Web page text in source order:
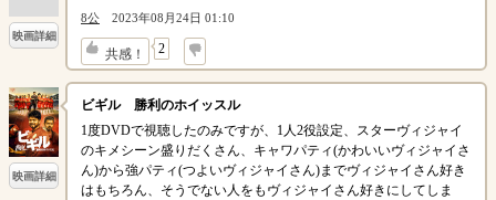
映画詳細
8公 2023年08月24日 01:10
共感！ 2
↓
映画詳細
ビギル 勝利のホイッスル
1度DVDで視聴したのみですが、1人2役設定、スターヴィジャイ
のキメシーン盛りだくさん、キャワパティ(かわいいヴィジャイさ
ん)から強パティ(つよいヴィジャイさん)までヴィジャイさん好き
はもちろん、そうでない人をもヴィジャイさん好きにしてしま